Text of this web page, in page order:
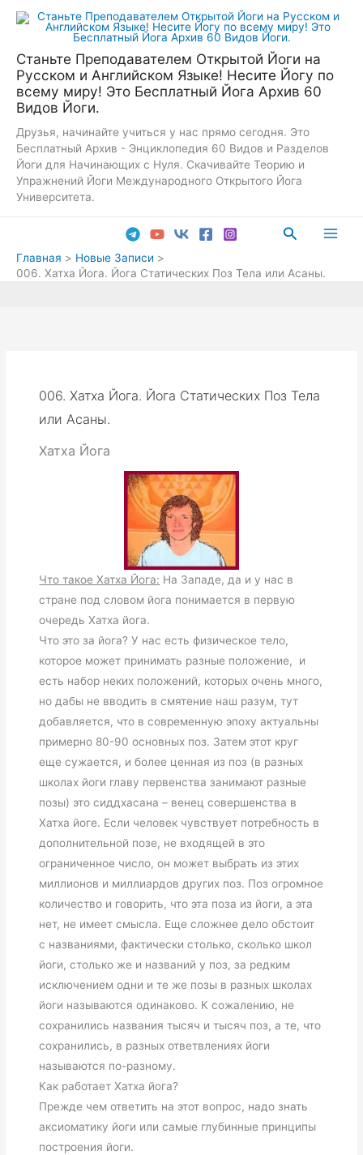
Перейти
Станьте Преподавателем Открытой Йоги на
Русском и Английском Языке! Несите Йогу по
всему миру! Это Бесплатный Йога Архив 60
Видов Йоги.
Друзья, начинайте учиться у нас прямо сегодня. Это
Бесплатный Архив - Энциклопедия 60 Видов и Разделов
Йоги для Начинающих с Нуля. Скачивайте Теорию и
Упражнений Йоги Международного Открытого Йога
Университета.
Поиск
Главная
Новые Записи
006. Хатха Йога. Йога Статических Поз Тела или Асаны.
006. Хатха Йога. Йога Статических Поз Тела
или Асаны.
Хатха Йога
Что такое Хатха Йога: На Западе, да и у нас в
стране под словом йога понимается в первую
очередь Хатха йога.
Что это за йога? У нас есть физическое тело,
которое может принимать разные положение, и
есть набор неких положений, которых очень много,
но дабы не вводить в смятение наш разум, тут
добавляется, что в современную эпоху актуальны
примерно 80-90 основных поз. Затем этот круг
еще сужается, и более ценная из поз (в разных
школах йоги главу первенства занимают разные
позы) это сиддхасана – венец совершенства в
Хатха йоге. Если человек чувствует потребность в
дополнительной позе, не входящей в это
ограниченное число, он может выбрать из этих
миллионов и миллиардов других поз. Поз огромное
количество и говорить, что эта поза из йоги, а эта
нет, не имеет смысла. Еще сложнее дело обстоит
с названиями, фактически столько, сколько школ
йоги, столько же и названий у поз, за редким
исключением одни и те же позы в разных школах
йоги называются одинаково. К сожалению, не
сохранились названия тысяч и тысяч поз, а те, что
сохранились, в разных ответвлениях йоги
называются по-разному.
Как работает Хатха йога?
Прежде чем ответить на этот вопрос, надо знать
аксиоматику йоги или самые глубинные принципы
построения йоги.